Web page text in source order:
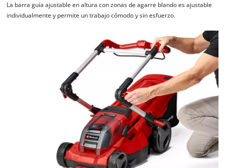
¡Necesitamos su consentimiento para
cargar el servicio Google Maps!
This content is not permitted to load due
to trackers that are not disclosed to the
visitor. The website owner needs to setup
the site with their CMP to add this content
to the list of technologies used.
La barra guía ajustable en altura con zonas de agarre blando es ajustable
individualmente y permite un trabajo cómodo y sin esfuerzo.